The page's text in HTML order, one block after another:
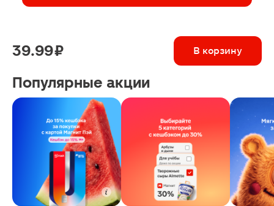
39.99 ₽ В корзину
Популярные акции